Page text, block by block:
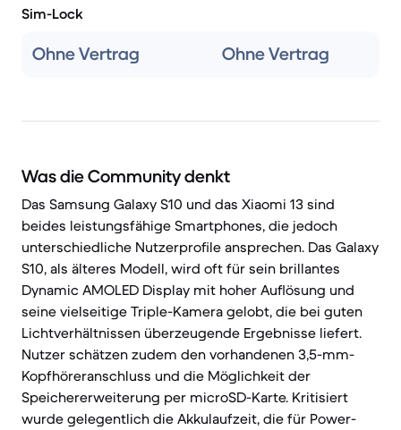
Sim-Lock
Ohne Vertrag Ohne Vertrag
Was die Community denkt
Das Samsung Galaxy S10 und das Xiaomi 13 sind
beides leistungsfähige Smartphones, die jedoch
unterschiedliche Nutzerprofile ansprechen. Das Galaxy
S10, als älteres Modell, wird oft für sein brillantes
Dynamic AMOLED Display mit hoher Auflösung und
seine vielseitige Triple-Kamera gelobt, die bei guten
Lichtverhältnissen überzeugende Ergebnisse liefert.
Nutzer schätzen zudem den vorhandenen 3,5-mm-
Kopfhöreranschluss und die Möglichkeit der
Speichererweiterung per microSD-Karte. Kritisiert
wurde gelegentlich die Akkulaufzeit, die für Power-